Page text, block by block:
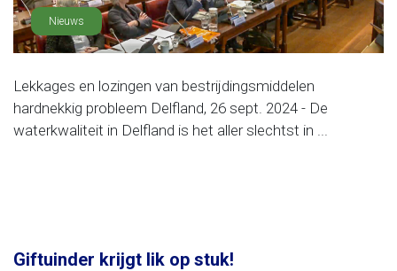
Nieuws
Lekkages en lozingen van bestrijdingsmiddelen
hardnekkig probleem Delfland, 26 sept. 2024 - De
waterkwaliteit in Delfland is het aller slechtst in ...
Giftuinder krijgt lik op stuk!